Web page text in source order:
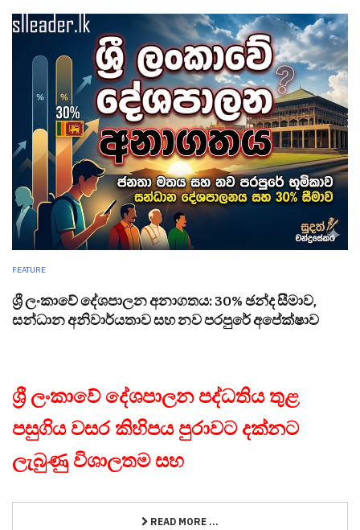
FEATURE
ශ්‍රී ලංකාවේ දේශපාලන අනාගතය: 30% ඡන්ද සීමාව,
සන්ධාන අනිවාර්යතාව සහ නව පරපුරේ අපේක්ෂාව
ශ්‍රී ලංකාවේ දේශපාලන පද්ධතිය තුළ
පසුගිය වසර කිහිපය පුරාවට දක්නට
ලැබුණු විශාලතම සහ
READ MORE ...